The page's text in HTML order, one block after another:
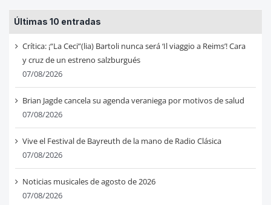
Últimas 10 entradas
Crítica: ¡“La Ceci”(lia) Bartoli nunca será ‘Il viaggio a Reims’! Cara
y cruz de un estreno salzburgués
07/08/2026
Brian Jagde cancela su agenda veraniega por motivos de salud
07/08/2026
Vive el Festival de Bayreuth de la mano de Radio Clásica
07/08/2026
Noticias musicales de agosto de 2026
07/08/2026